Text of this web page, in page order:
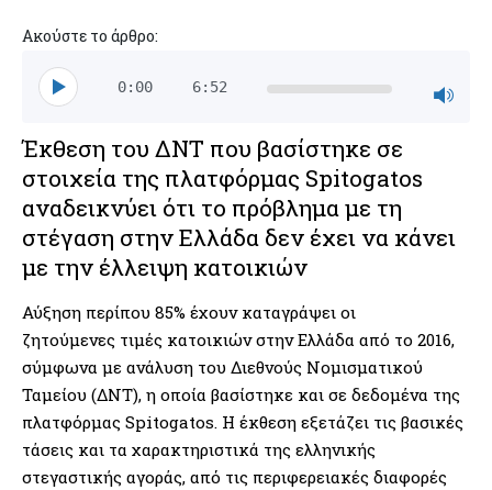
Ακούστε το άρθρο:
0:00 6:52
Έκθεση του ΔΝΤ που βασίστηκε σε
στοιχεία της πλατφόρμας Spitogatos
αναδεικνύει ότι το πρόβλημα με τη
στέγαση στην Ελλάδα δεν έχει να κάνει
με την έλλειψη κατοικιών
Αύξηση περίπου 85% έχουν καταγράψει οι
ζητούμενες τιμές κατοικιών στην Ελλάδα από το 2016,
σύμφωνα με ανάλυση του Διεθνούς Νομισματικού
Ταμείου (ΔΝΤ), η οποία βασίστηκε και σε δεδομένα της
πλατφόρμας Spitogatos. Η έκθεση εξετάζει τις βασικές
τάσεις και τα χαρακτηριστικά της ελληνικής
στεγαστικής αγοράς, από τις περιφερειακές διαφορές